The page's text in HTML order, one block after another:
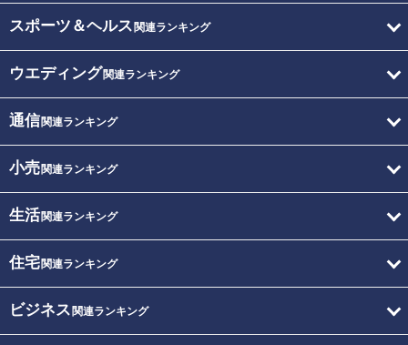
スポーツ＆ヘルス 関連ランキング
ウエディング関連ランキング
通信関連ランキング
小売関連ランキング
生活関連ランキング
住宅関連ランキング
ビジネス 関連ランキング